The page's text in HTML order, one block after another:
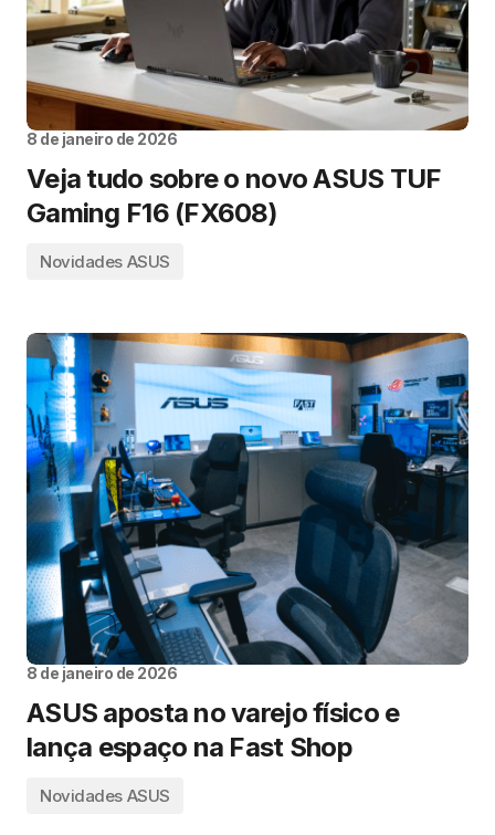
8 de janeiro de 2026
Veja tudo sobre o novo ASUS TUF
Gaming F16 (FX608)
Novidades ASUS
8 de janeiro de 2026
ASUS aposta no varejo físico e
lança espaço na Fast Shop
Novidades ASUS